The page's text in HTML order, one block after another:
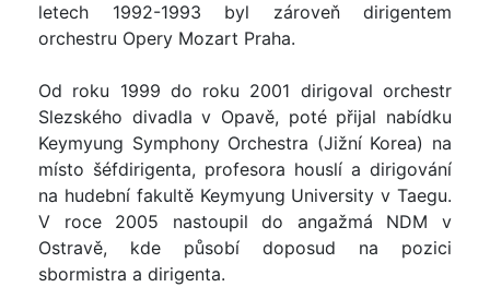
letech 1992-1993 byl zároveň dirigentem
orchestru Opery Mozart Praha.
Od roku 1999 do roku 2001 dirigoval orchestr
Slezského divadla v Opavě, poté přijal nabídku
Keymyung Symphony Orchestra (Jižní Korea) na
místo šéfdirigenta, profesora houslí a dirigování
na hudební fakultě Keymyung University v Taegu.
V roce 2005 nastoupil do angažmá NDM v
Ostravě, kde působí doposud na pozici
sbormistra a dirigenta.